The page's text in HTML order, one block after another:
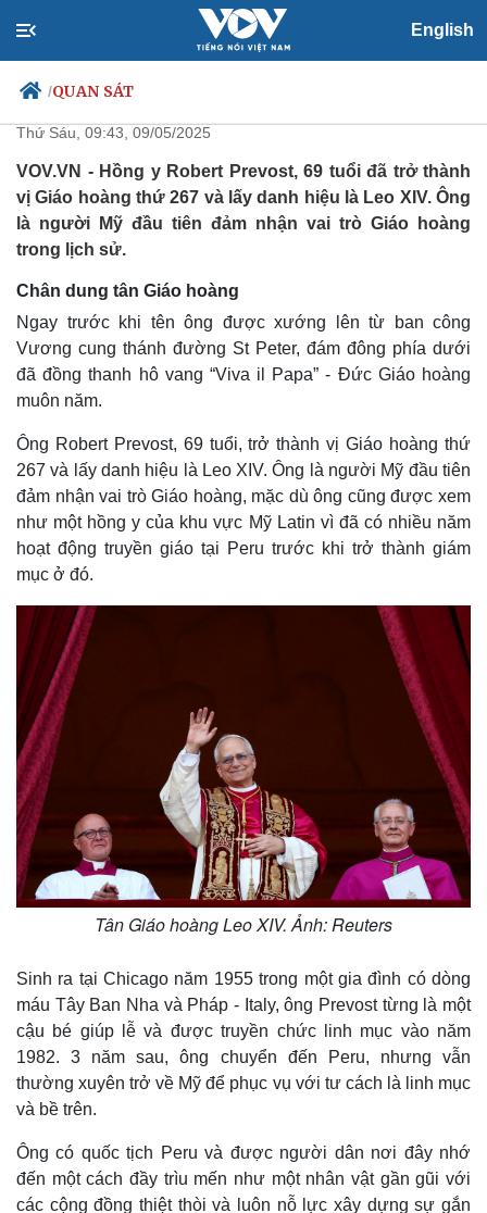
English
/QUAN SÁT
Chính trị
Đảng
Tổ chức nhân sự
Quốc hội
Nhận diện sự thật
Xã hội
Tin 24h
Việc làm
Biển đảo
Thế giới
Quan sát
Hồ sơ
Multimedia
E-Magazine
Infographic
Chân dung tân Giáo hoàng Leo
XIV
Thứ Sáu, 09:43, 09/05/2025
VOV.VN - Hồng y Robert Prevost, 69 tuổi đã trở thành
vị Giáo hoàng thứ 267 và lấy danh hiệu là Leo XIV. Ông
là người Mỹ đầu tiên đảm nhận vai trò Giáo hoàng
trong lịch sử.
Chân dung tân Giáo hoàng
Ngay trước khi tên ông được xướng lên từ ban công
Vương cung thánh đường St Peter, đám đông phía dưới
đã đồng thanh hô vang “Viva il Papa” - Đức Giáo hoàng
muôn năm.
Ông Robert Prevost, 69 tuổi, trở thành vị Giáo hoàng thứ
267 và lấy danh hiệu là Leo XIV. Ông là người Mỹ đầu tiên
đảm nhận vai trò Giáo hoàng, mặc dù ông cũng được xem
như một hồng y của khu vực Mỹ Latin vì đã có nhiều năm
hoạt động truyền giáo tại Peru trước khi trở thành giám
mục ở đó.
Tân Giáo hoàng Leo XIV. Ảnh: Reuters
Sinh ra tại Chicago năm 1955 trong một gia đình có dòng
máu Tây Ban Nha và Pháp - Italy, ông Prevost từng là một
cậu bé giúp lễ và được truyền chức linh mục vào năm
1982. 3 năm sau, ông chuyển đến Peru, nhưng vẫn
thường xuyên trở về Mỹ để phục vụ với tư cách là linh mục
và bề trên.
Ông có quốc tịch Peru và được người dân nơi đây nhớ
đến một cách đầy trìu mến như một nhân vật gần gũi với
các cộng đồng thiệt thòi và luôn nỗ lực xây dựng sự gắn